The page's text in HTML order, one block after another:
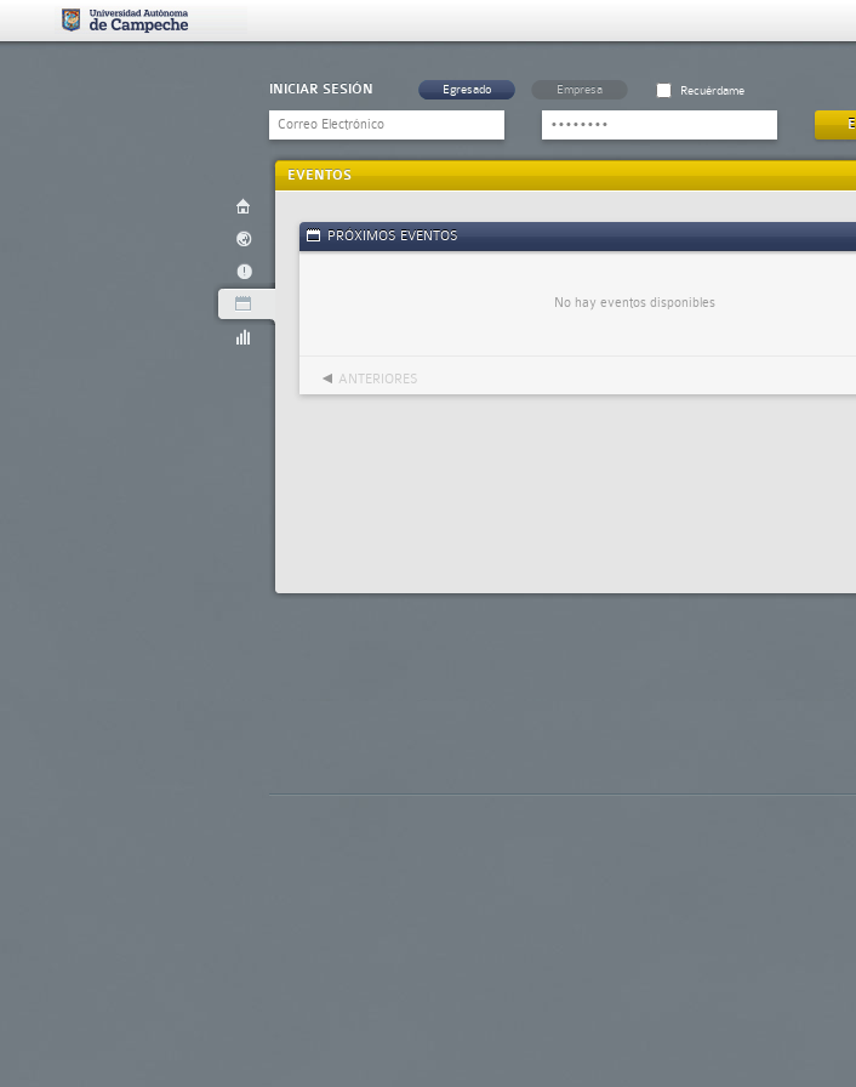
INICIAR SESIÓN Egresado Empresa Recuérdame
EVENTOS
PRÓXIMOS EVENTOS
No hay eventos disponibles
ANTERIORES